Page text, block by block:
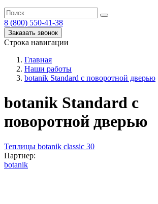
8 (800) 550-41-38
Заказать звонок
Строка навигации
Главная
Наши работы
botanik Standard с поворотной дверью
botanik Standard с
поворотной дверью
Теплицы botanik classic 30
Партнер:
botanik